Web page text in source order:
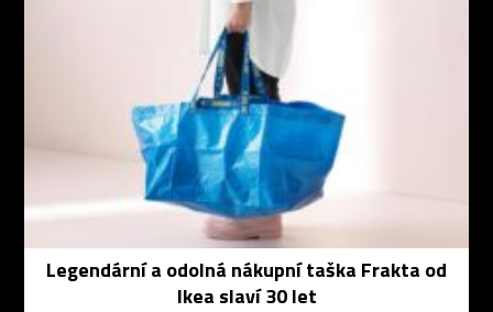
Legendární a odolná nákupní taška Frakta od
Ikea slaví 30 let